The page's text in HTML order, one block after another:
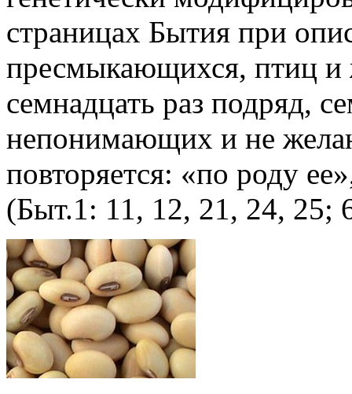
страницах Бытия при
пресмыкающихся, птиц и
семнадцать раз подряд,
непонимающих и не
повторяется: «по роду
(Быт.1: 11, 12, 21, 24, 25;